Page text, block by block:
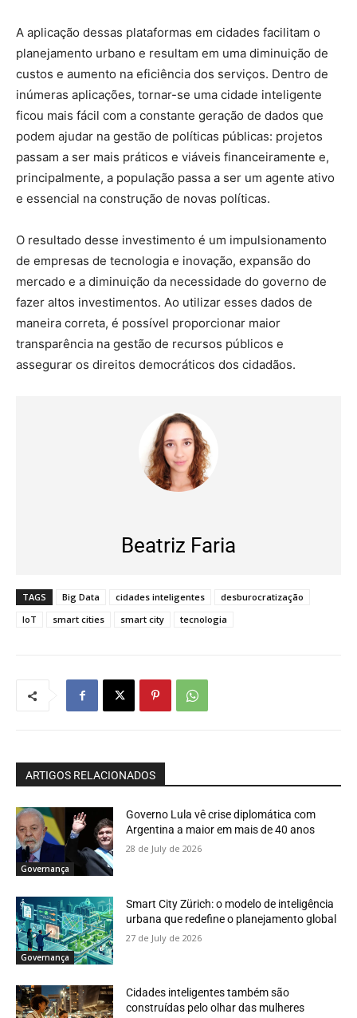
A aplicação dessas plataformas em cidades facilitam o
planejamento urbano e resultam em uma diminuição de
custos e aumento na eficiência dos serviços. Dentro de
inúmeras aplicações, tornar-se uma cidade inteligente
ficou mais fácil com a constante geração de dados que
podem ajudar na gestão de políticas públicas: projetos
passam a ser mais práticos e viáveis financeiramente e,
principalmente, a população passa a ser um agente ativo
e essencial na construção de novas políticas.
O resultado desse investimento é um impulsionamento
de empresas de tecnologia e inovação, expansão do
mercado e a diminuição da necessidade do governo de
fazer altos investimentos. Ao utilizar esses dados de
maneira correta, é possível proporcionar maior
transparência na gestão de recursos públicos e
assegurar os direitos democráticos dos cidadãos.
Beatriz Faria
TAGS Big Data cidades inteligentes
desburocratização
IoT
smart cities smart city tecnologia
ARTIGOS RELACIONADOS
Governança
Governo Lula vê crise diplomática com
Argentina a maior em mais de 40 anos
28 de July de 2026
Governança
Smart City Zürich: o modelo de inteligência
urbana que redefine o planejamento global
27 de July de 2026
Cidades inteligentes também são
construídas pelo olhar das mulheres